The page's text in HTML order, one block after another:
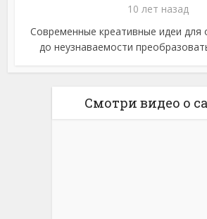
10 лет назад
Современные креативные идеи для
до неузнаваемости
Смотри видео о